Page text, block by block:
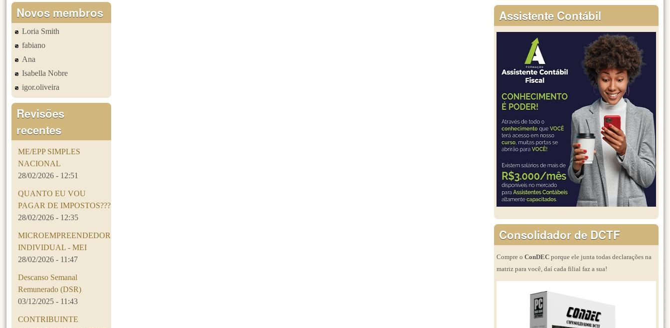
Novos membros
Loria Smith
fabiano
Ana
Isabella Nobre
igor.oliveira
Revisões
recentes
ME/EPP SIMPLES
NACIONAL
28/02/2026 - 12:51
QUANTO EU VOU
PAGAR DE IMPOSTOS???
28/02/2026 - 12:35
MICROEMPREENDEDOR
INDIVIDUAL - MEI
28/02/2026 - 11:47
Descanso Semanal
Remunerado (DSR)
03/12/2025 - 11:43
CONTRIBUINTE
Assistente Contábil
Consolidador de DCTF
Compre o ConDEC porque ele junta todas declarações na
matriz para você, daí cada filial faz a sua!